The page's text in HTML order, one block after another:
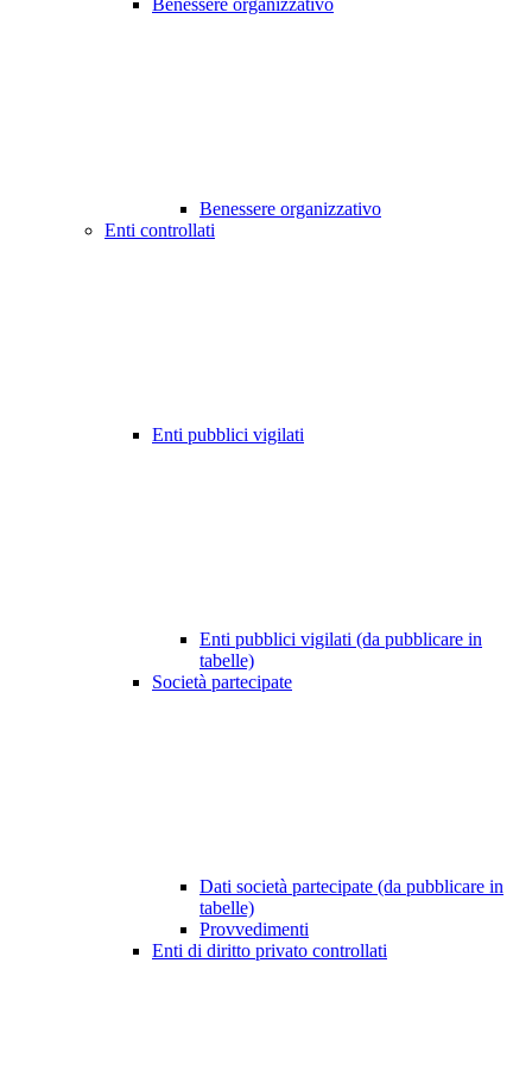
Benessere organizzativo
Benessere organizzativo
Enti controllati
Enti pubblici vigilati
Enti pubblici vigilati (da pubblicare in
tabelle)
Società partecipate
Dati società partecipate (da pubblicare in
tabelle)
Provvedimenti
Enti di diritto privato controllati